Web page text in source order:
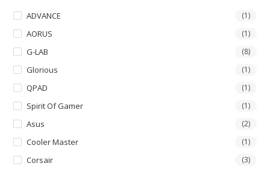
ADVANCE (1)
AORUS (1)
G-LAB (8)
Glorious (1)
QPAD (1)
Spirit Of Gamer (1)
Asus (2)
Cooler Master (1)
Corsair (3)